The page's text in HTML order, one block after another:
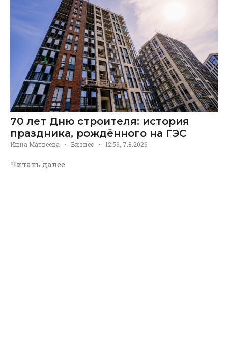
70 лет Дню строителя: история
праздника, рождённого на ГЭС
Инна Матвеева · Бизнес · 12:59, 7.8.2026
Читать далее